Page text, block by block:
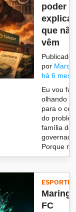
poder e
que não
vêm
Publicado
por
há 6
Eu vou
olhando
para o
do
família do
Porque
ESPORTES
Maringá
FC